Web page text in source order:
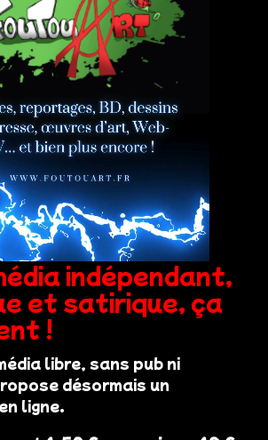
indépendant,
et satirique, ça
!
libre, sans pub ni
désormais un
ligne.